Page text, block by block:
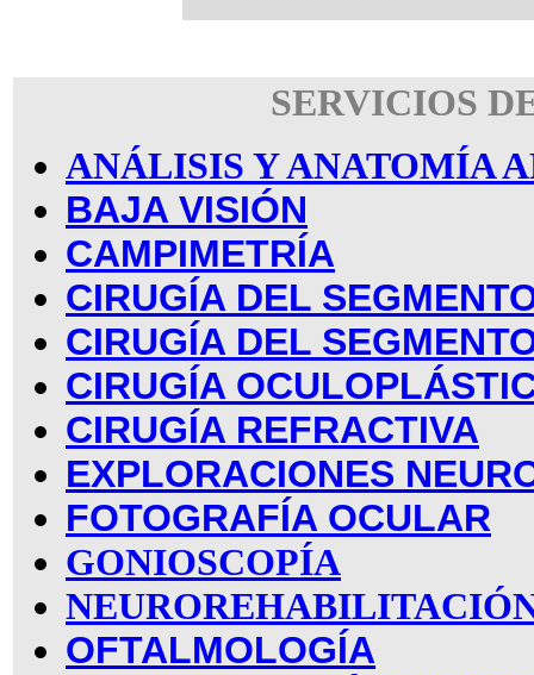
SERVICIOS
ANÁLISIS Y ANATOMÍA
BAJA VISIÓN
CAMPIMETRÍA
CIRUGÍA DEL
CIRUGÍA DEL
CIRUGÍA
CIRUGÍA REFRACTIVA
EXPLORACIONES
FOTOGRAFÍA OCULAR
GONIOSCOPÍA
OFTALMOLOGÍA